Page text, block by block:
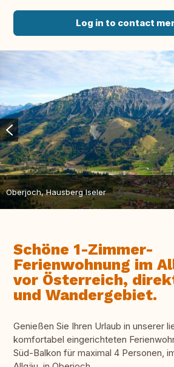
Log in to contact
Oberjoch, Hausberg Iseler
Schöne 1-Zimmer-
Ferienwohnung im
vor Österreich,
und Wandergebiet.
Genießen Sie Ihren Urlaub in unserer
komfortabel eingerichteten
Süd-Balkon für maximal 4 Personen,